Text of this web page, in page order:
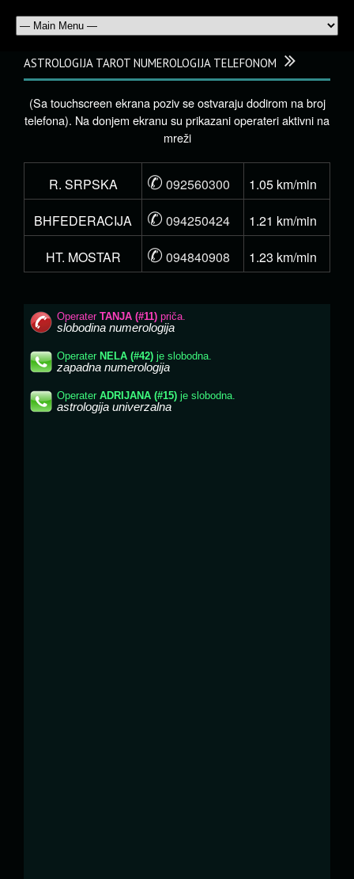
ASTROLOGIJA TAROT NUMEROLOGIJA TELEFONOM
(Sa touchscreen ekrana poziv se ostvaraju dodirom na broj
telefona). Na donjem ekranu su prikazani operateri aktivni na
mreži
R. SRPSKA ✆ 092560300
1.05 km/min
BHFEDERACIJA
✆ 094250424
1.21 km/min
HT. MOSTAR
✆ 094840908 1.23 km/min